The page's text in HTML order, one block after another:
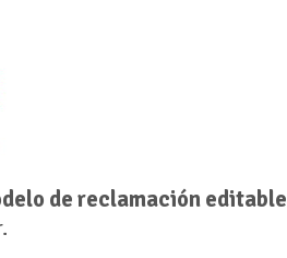
de reclamación editable